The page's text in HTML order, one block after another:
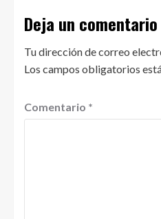
Deja un comentario
Tu dirección de correo
Los campos obligatorios
Comentario *